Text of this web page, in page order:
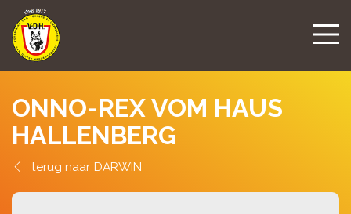
ONNO-REX VOM HAUS
HALLENBERG
DARWIN